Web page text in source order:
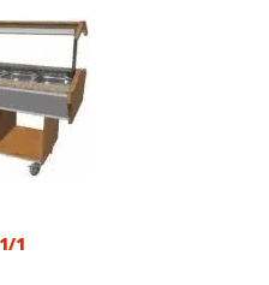
1